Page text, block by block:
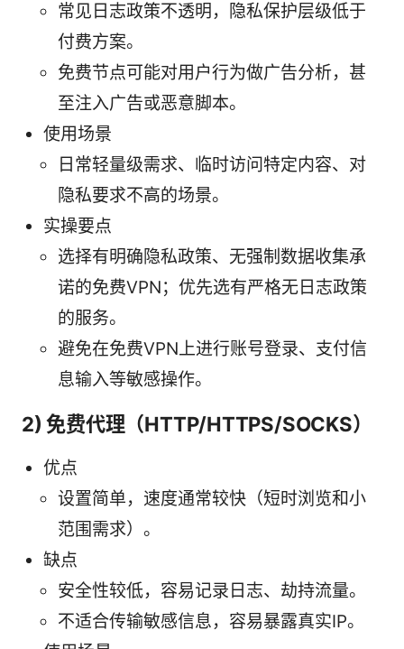
常见日志政策不透明，隐私保护层级低于
付费方案。
免费节点可能对用户行为做广告分析，甚
至注入广告或恶意脚本。
使用场景
日常轻量级需求、临时访问特定内容、对
隐私要求不高的场景。
实操要点
选择有明确隐私政策、无强制数据收集承
诺的免费VPN；优先选有严格无日志政策
的服务。
避免在免费VPN上进行账号登录、支付信
息输入等敏感操作。
2) 免费代理（HTTP/HTTPS/SOCKS）
优点
设置简单，速度通常较快（短时浏览和小
范围需求）。
缺点
安全性较低，容易记录日志、劫持流量。
不适合传输敏感信息，容易暴露真实IP。